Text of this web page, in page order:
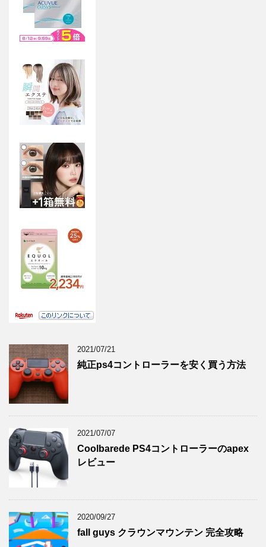
2021/07/21
純正ps4コントローラーを安く買う方法
2021/07/07
Coolbarede PS4コントローラーのapex
レビュー
2020/09/27
fall guys クラウンマウンテン 完全攻略